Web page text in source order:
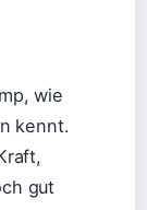
wie
kennt.
gut